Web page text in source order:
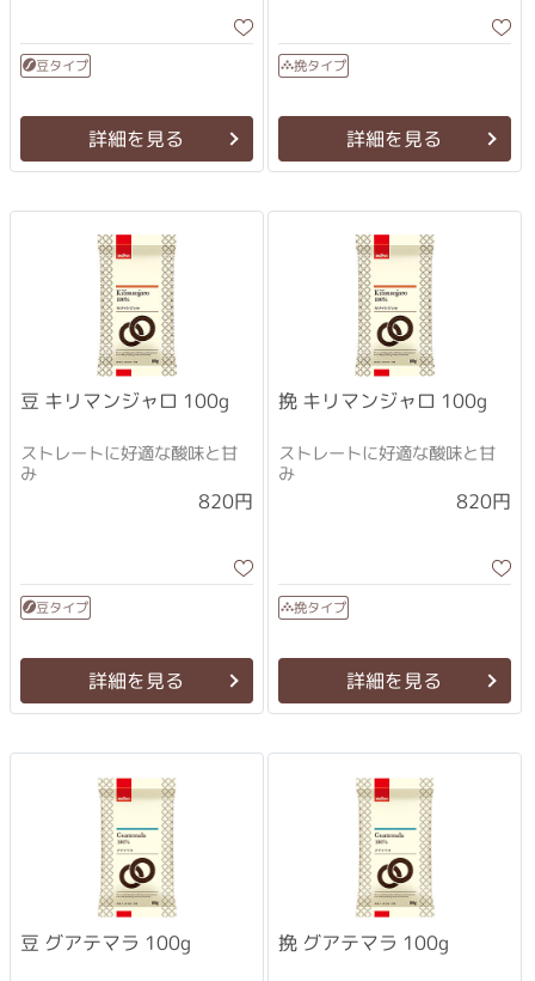
豆タイプ
詳細を見る
挽タイプ
詳細を見る
豆 キリマンジャロ 100g
ストレートに好適な酸味と甘
み
820円
豆タイプ
詳細を見る
挽 キリマンジャロ 100g
ストレートに好適な酸味と甘
み
820円
挽タイプ
詳細を見る
豆 グアテマラ 100g 挽 グアテマラ 100g